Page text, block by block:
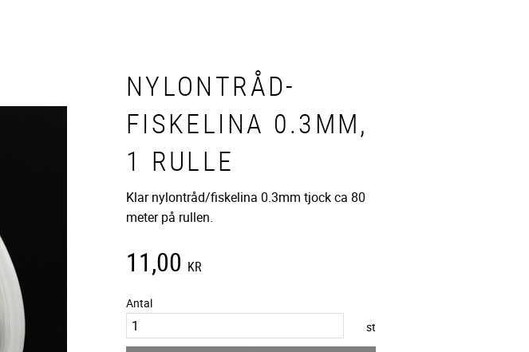
NYLONTRÅD-
FISKELINA 0.3MM,
1 RULLE
Klar nylontråd/fiskelina 0.3mm tjock ca 80
meter på rullen.
11,00 KR
Antal
st